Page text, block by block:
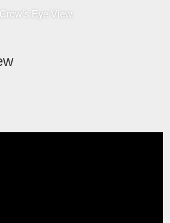
Crow’s Eye View